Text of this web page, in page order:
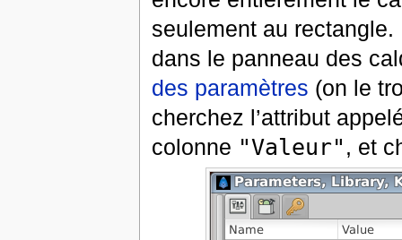
seulement au
dans le panneau des
des paramètres (on le
cherchez l’attribut
colonne "Valeur" , et